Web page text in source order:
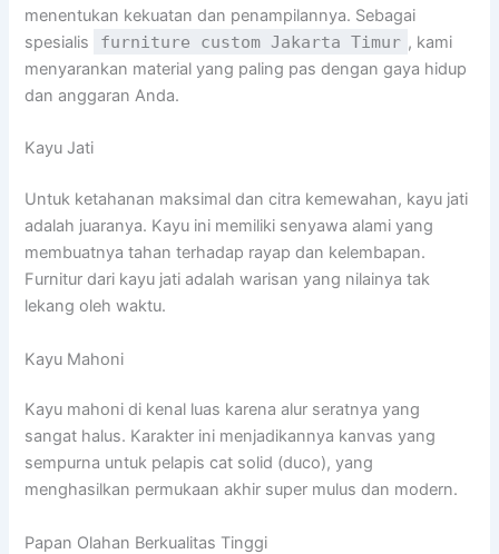
menentukan kekuatan dan penampilannya. Sebagai
spesialis
furniture custom Jakarta Timur , kami
menyarankan material yang paling pas dengan gaya hidup
dan anggaran Anda.
Kayu Jati
Untuk ketahanan maksimal dan citra kemewahan, kayu jati
adalah juaranya. Kayu ini memiliki senyawa alami yang
membuatnya tahan terhadap rayap dan kelembapan.
Furnitur dari kayu jati adalah warisan yang nilainya tak
lekang oleh waktu.
Kayu Mahoni
Kayu mahoni di kenal luas karena alur seratnya yang
sangat halus. Karakter ini menjadikannya kanvas yang
sempurna untuk pelapis cat solid (duco), yang
menghasilkan permukaan akhir super mulus dan modern.
Papan Olahan Berkualitas Tinggi